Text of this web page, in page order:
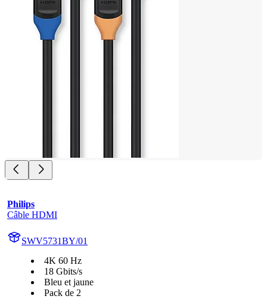
Philips
Câble HDMI
SWV5731BY/01
4K 60 Hz
18 Gbits/s
Bleu et jaune
Pack de 2